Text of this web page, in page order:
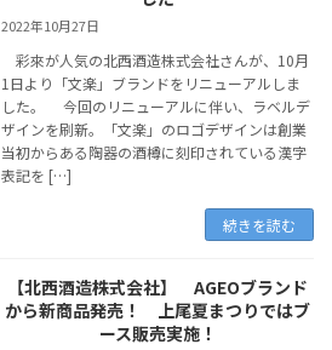
2022年10月27日
彩來が人気の北西酒造株式会社さんが、10月
1日より「文楽」ブランドをリニューアルしま
した。 今回のリニューアルに伴い、ラベルデ
ザインを刷新。「文楽」のロゴデザインは創業
当初からある陶器の酒樽に刻印されている漢字
表記を […]
続きを読む
【北西酒造株式会社】 AGEOブランド
から新商品発売！ 上尾夏まつりではブ
ース販売実施！